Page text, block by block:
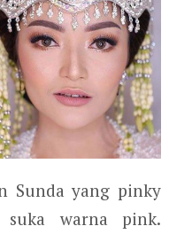
Sunda yang pinky
warna pink.